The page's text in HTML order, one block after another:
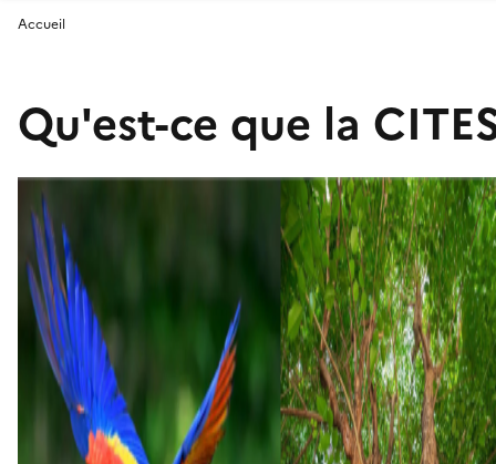
Accueil
Qu'est-ce que la